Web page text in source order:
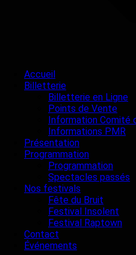
Accueil
Billetterie
Billetterie en Ligne
Points de Vente
Information Comité
Informations PMR
Présentation
Programmation
Programmation
Spectacles passés
Nos festivals
Fête du Bruit
Festival Insolent
Festival Raptown
Contact
Événements